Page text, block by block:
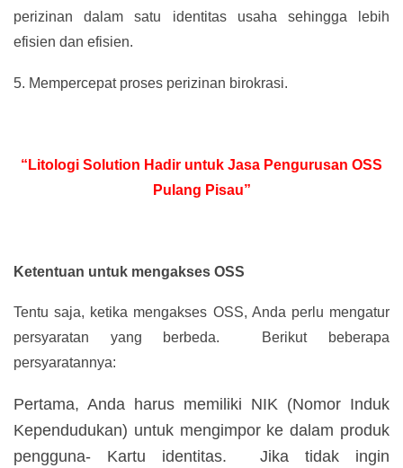
perizinan dalam satu identitas usaha sehingga lebih
efisien dan efisien.
5. Mempercepat proses perizinan birokrasi.
“Litologi Solution Hadir untuk Jasa Pengurusan OSS
Pulang Pisau”
Ketentuan untuk mengakses OSS
Tentu saja, ketika mengakses OSS, Anda perlu mengatur
persyaratan yang berbeda. Berikut beberapa
persyaratannya:
Pertama, Anda harus memiliki NIK (Nomor Induk
Kependudukan) untuk mengimpor ke dalam produk
pengguna- Kartu identitas. Jika tidak ingin